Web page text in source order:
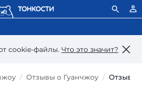
сookie-файлы. Что это значит?
Отзывы о Гуанчжоу Отзыв